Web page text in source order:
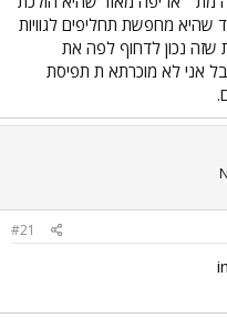
שהיא מחפשת תחליפים לגוויות
שזה נכון לדחוף לפה את
אני לא מוכרתא ת תפיסת
#21